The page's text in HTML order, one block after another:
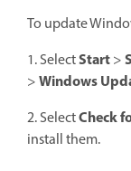
To update
1. SelectStart>
>Windows
2. SelectCheck
install them.